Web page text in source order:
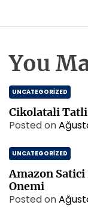
You
UNCATEGORIZED
Cikolatali
Posted on
UNCATEGORIZED
Amazon
Onemi
Posted on